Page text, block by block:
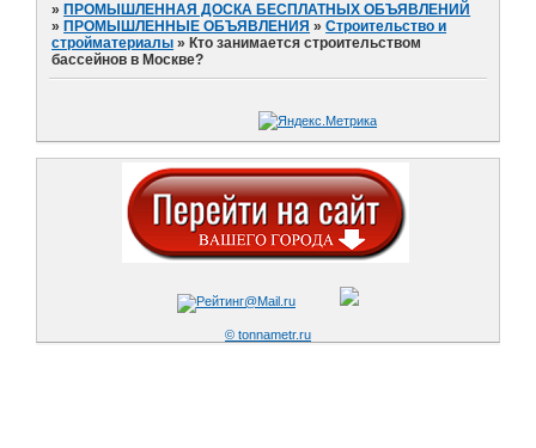
» ПРОМЫШЛЕННАЯ ДОСКА БЕСПЛАТНЫХ ОБЪЯВЛЕНИЙ
» ПРОМЫШЛЕННЫЕ ОБЪЯВЛЕНИЯ »Строительство и
стройматериалы » Кто занимается строительством
бассейнов в Москве?
© tonnametr.ru